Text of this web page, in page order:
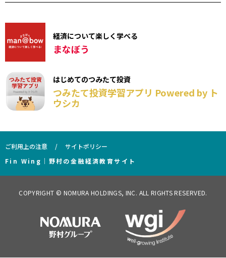
経済について楽しく学べる
まなぼう
はじめてのつみたて投資
つみたて投資学習アプリ Powered by ト
ウシカ
ご利用上の注意
サイトポリシー
Fin Wing｜野村の金融経済教育サイト
COPYRIGHT © NOMURA HOLDINGS, INC. ALL RIGHTS RESERVED.